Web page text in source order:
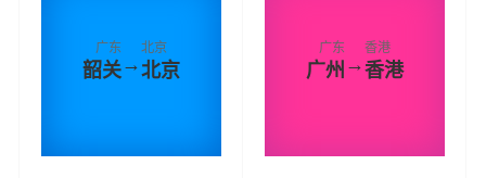
广东
韶关→
北京
北京
广东
广州 →
香港
香港